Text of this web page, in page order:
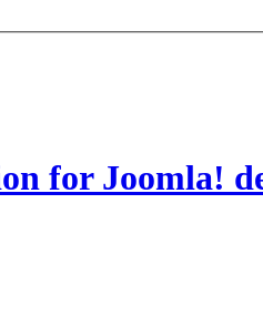
for Joomla!